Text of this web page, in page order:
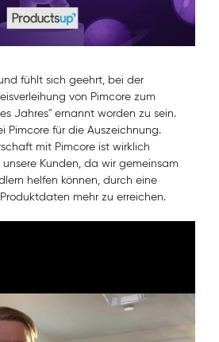
fühlt sich geehrt, bei der
von Pimcore zum
Jahres" ernannt worden zu sein.
Pimcore für die Auszeichnung.
mit Pimcore ist wirklich
Kunden, da wir gemeinsam
helfen können, durch eine
mehr zu erreichen.